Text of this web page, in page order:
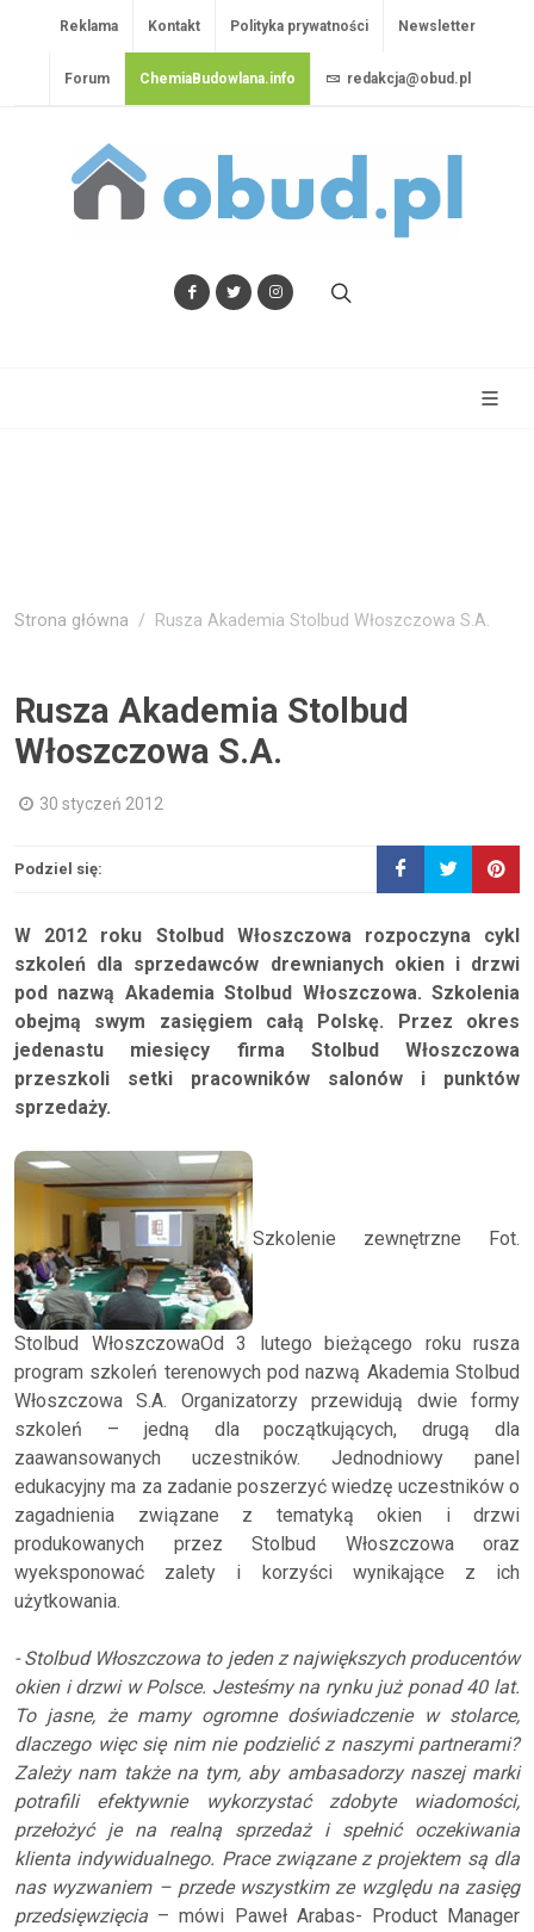
Reklama Kontakt Polityka prywatności Newsletter
Forum ChemiaBudowlana.info redakcja@obud.pl
Strona główna Rusza Akademia Stolbud Włoszczowa S.A.
Rusza Akademia Stolbud
Włoszczowa S.A.
30 styczeń 2012
Podziel się:
W 2012 roku Stolbud Włoszczowa rozpoczyna cykl
szkoleń dla sprzedawców drewnianych okien i drzwi
pod nazwą Akademia Stolbud Włoszczowa. Szkolenia
obejmą swym zasięgiem całą Polskę. Przez okres
jedenastu miesięcy firma Stolbud Włoszczowa
przeszkoli setki pracowników salonów i punktów
sprzedaży.
Szkolenie zewnętrzne Fot.
Stolbud WłoszczowaOd 3 lutego bieżącego roku rusza
program szkoleń terenowych pod nazwą Akademia Stolbud
Włoszczowa S.A. Organizatorzy przewidują dwie formy
szkoleń – jedną dla początkujących, drugą dla
zaawansowanych uczestników. Jednodniowy panel
edukacyjny ma za zadanie poszerzyć wiedzę uczestników o
zagadnienia związane z tematyką okien i drzwi
produkowanych przez Stolbud Włoszczowa oraz
wyeksponować zalety i korzyści wynikające z ich
użytkowania.
- Stolbud Włoszczowa to jeden z największych producentów
okien i drzwi w Polsce. Jesteśmy na rynku już ponad 40 lat.
To jasne, że mamy ogromne doświadczenie w stolarce,
dlaczego więc się nim nie podzielić z naszymi partnerami?
Zależy nam także na tym, aby ambasadorzy naszej marki
potrafili efektywnie wykorzystać zdobyte wiadomości,
przełożyć je na realną sprzedaż i spełnić oczekiwania
klienta indywidualnego. Prace związane z projektem są dla
nas wyzwaniem – przede wszystkim ze względu na zasięg
przedsięwzięcia – mówi Paweł Arabas- Product Manager